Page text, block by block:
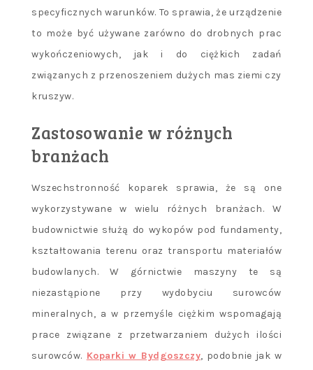
specyficznych warunków. To sprawia, że urządzenie
to może być używane zarówno do drobnych prac
wykończeniowych, jak i do ciężkich zadań
związanych z przenoszeniem dużych mas ziemi czy
kruszyw.
Zastosowanie w różnych
branżach
Wszechstronność koparek sprawia, że są one
wykorzystywane w wielu różnych branżach. W
budownictwie służą do wykopów pod fundamenty,
kształtowania terenu oraz transportu materiałów
budowlanych. W górnictwie maszyny te są
niezastąpione przy wydobyciu surowców
mineralnych, a w przemyśle ciężkim wspomagają
prace związane z przetwarzaniem dużych ilości
surowców. Koparki w Bydgoszczy, podobnie jak w